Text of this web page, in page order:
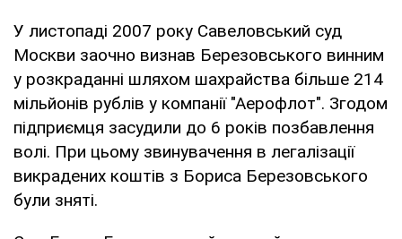
У листопаді 2007 року Савеловський суд
Москви заочно визнав Березовського винним
у розкраданні шляхом шахрайства більше 214
мільйонів рублів у компанії "Аерофлот". Згодом
підприємця засудили до 6 років позбавлення
волі. При цьому звинувачення в легалізації
викрадених коштів з Бориса Березовського
були зняті.